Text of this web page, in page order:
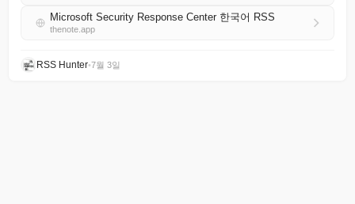
Microsoft Security Response Center 한국어 RSS
thenote.app
RSS Hunter•7월 3일